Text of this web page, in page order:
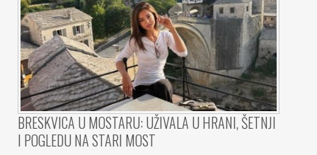
BRESKVICA U MOSTARU: UŽIVALA U HRANI, ŠETNJI
I POGLEDU NA STARI MOST